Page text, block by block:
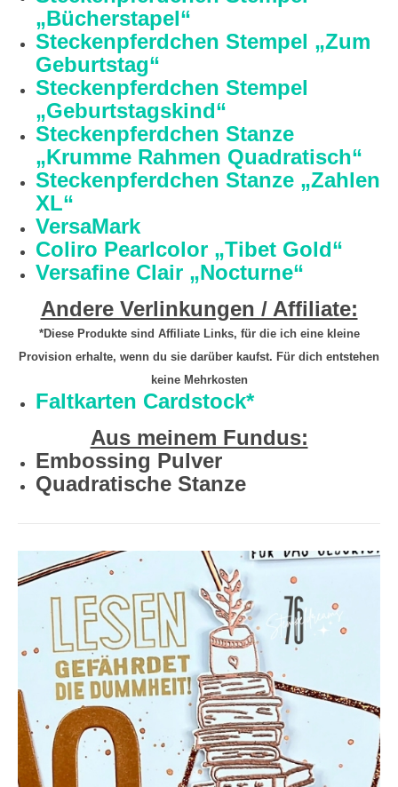
„Bücherstapel“
Steckenpferdchen Stempel „Zum
Geburtstag“
Steckenpferdchen Stempel
„Geburtstagskind“
Steckenpferdchen Stanze
„Krumme Rahmen Quadratisch“
Steckenpferdchen Stanze „Zahlen
XL“
VersaMark
Coliro Pearlcolor „Tibet Gold“
Versafine Clair „Nocturne“
Andere Verlinkungen / Affiliate:
*Diese Produkte sind Affiliate Links, für die ich eine kleine
Provision erhalte, wenn du sie darüber kaufst. Für dich entstehen
keine Mehrkosten
Faltkarten Cardstock*
Aus meinem Fundus:
Embossing Pulver
Quadratische Stanze